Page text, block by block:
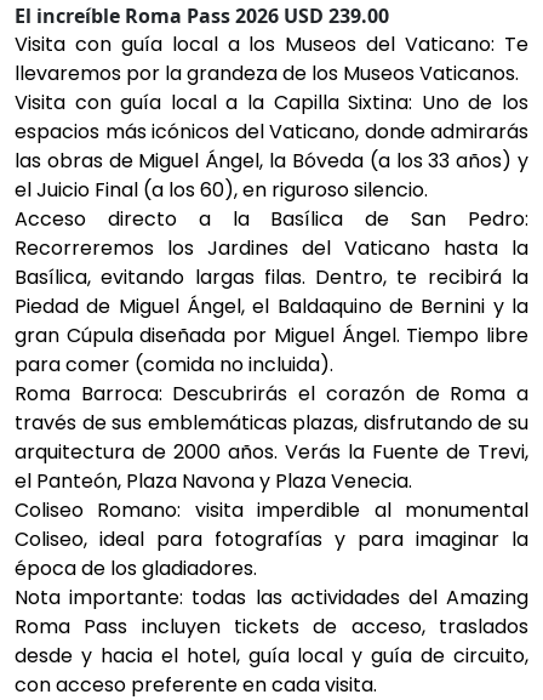
El increíble Roma Pass 2026 USD 239.00
Visita con guía local a los Museos del Vaticano: Te
llevaremos por la grandeza de los Museos Vaticanos.
Visita con guía local a la Capilla Sixtina: Uno de los
espacios más icónicos del Vaticano, donde admirarás
las obras de Miguel Ángel, la Bóveda (a los 33 años) y
el Juicio Final (a los 60), en riguroso silencio.
Acceso directo a la Basílica de San Pedro:
Recorreremos los Jardines del Vaticano hasta la
Basílica, evitando largas filas. Dentro, te recibirá la
Piedad de Miguel Ángel, el Baldaquino de Bernini y la
gran Cúpula diseñada por Miguel Ángel. Tiempo libre
para comer (comida no incluida).
Roma Barroca: Descubrirás el corazón de Roma a
través de sus emblemáticas plazas, disfrutando de su
arquitectura de 2000 años. Verás la Fuente de Trevi,
el Panteón, Plaza Navona y Plaza Venecia.
Coliseo Romano: visita imperdible al monumental
Coliseo, ideal para fotografías y para imaginar la
época de los gladiadores.
Nota importante: todas las actividades del Amazing
Roma Pass incluyen tickets de acceso, traslados
desde y hacia el hotel, guía local y guía de circuito,
con acceso preferente en cada visita.